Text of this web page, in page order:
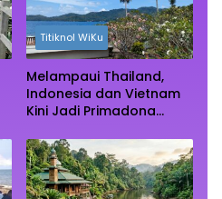
Titiknol WiKu
Melampaui Thailand,
Indonesia dan Vietnam
Kini Jadi Primadona